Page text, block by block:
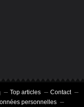
Top articles
Contact
personnelles